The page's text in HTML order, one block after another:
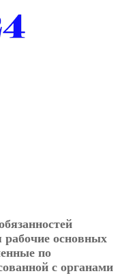
рабочие основных
по
с органами